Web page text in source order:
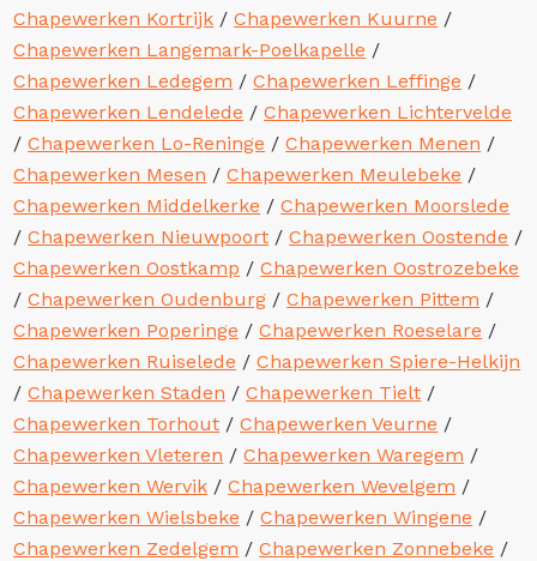
Chapewerken Kortrijk /Chapewerken Kuurne /
Chapewerken Langemark-Poelkapelle /
Chapewerken Ledegem /Chapewerken Leffinge /
Chapewerken Lendelede /Chapewerken Lichtervelde
/Chapewerken Lo-Reninge /Chapewerken Menen /
Chapewerken Mesen /Chapewerken Meulebeke /
Chapewerken Middelkerke /Chapewerken Moorslede
/Chapewerken Nieuwpoort /Chapewerken Oostende /
Chapewerken Oostkamp /Chapewerken Oostrozebeke
/Chapewerken Oudenburg /Chapewerken Pittem /
Chapewerken Poperinge /Chapewerken Roeselare /
Chapewerken Ruiselede /Chapewerken Spiere-Helkijn
/Chapewerken Staden /Chapewerken Tielt /
Chapewerken Torhout /Chapewerken Veurne /
Chapewerken Vleteren /Chapewerken Waregem /
Chapewerken Wervik /Chapewerken Wevelgem /
Chapewerken Wielsbeke /Chapewerken Wingene /
Chapewerken Zedelgem /Chapewerken Zonnebeke /